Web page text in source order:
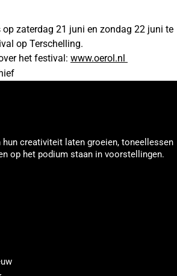
op zaterdag 21 juni en zondag 22 juni te
op Terschelling.
het festival: www.oerol.nl
hun creativiteit laten groeien, toneellessen
op het podium staan in voorstellingen.